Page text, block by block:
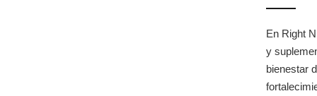
En Right
y
bienestar